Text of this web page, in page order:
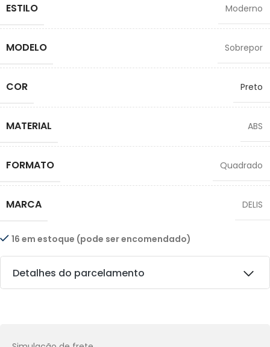
ESTILO Moderno
MODELO Sobrepor
COR Preto
MATERIAL ABS
FORMATO Quadrado
MARCA DELIS
16 em estoque (pode ser encomendado)
Detalhes do parcelamento